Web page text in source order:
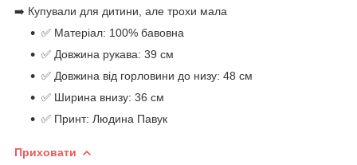
➡️ Купували для дитини, але трохи мала
✅ Матеріал: 100% бавовна
✅ Довжина рукава: 39 см
✅ Довжина від горловини до низу: 48 см
✅ Ширина внизу: 36 см
✅ Принт: Людина Павук
Приховати